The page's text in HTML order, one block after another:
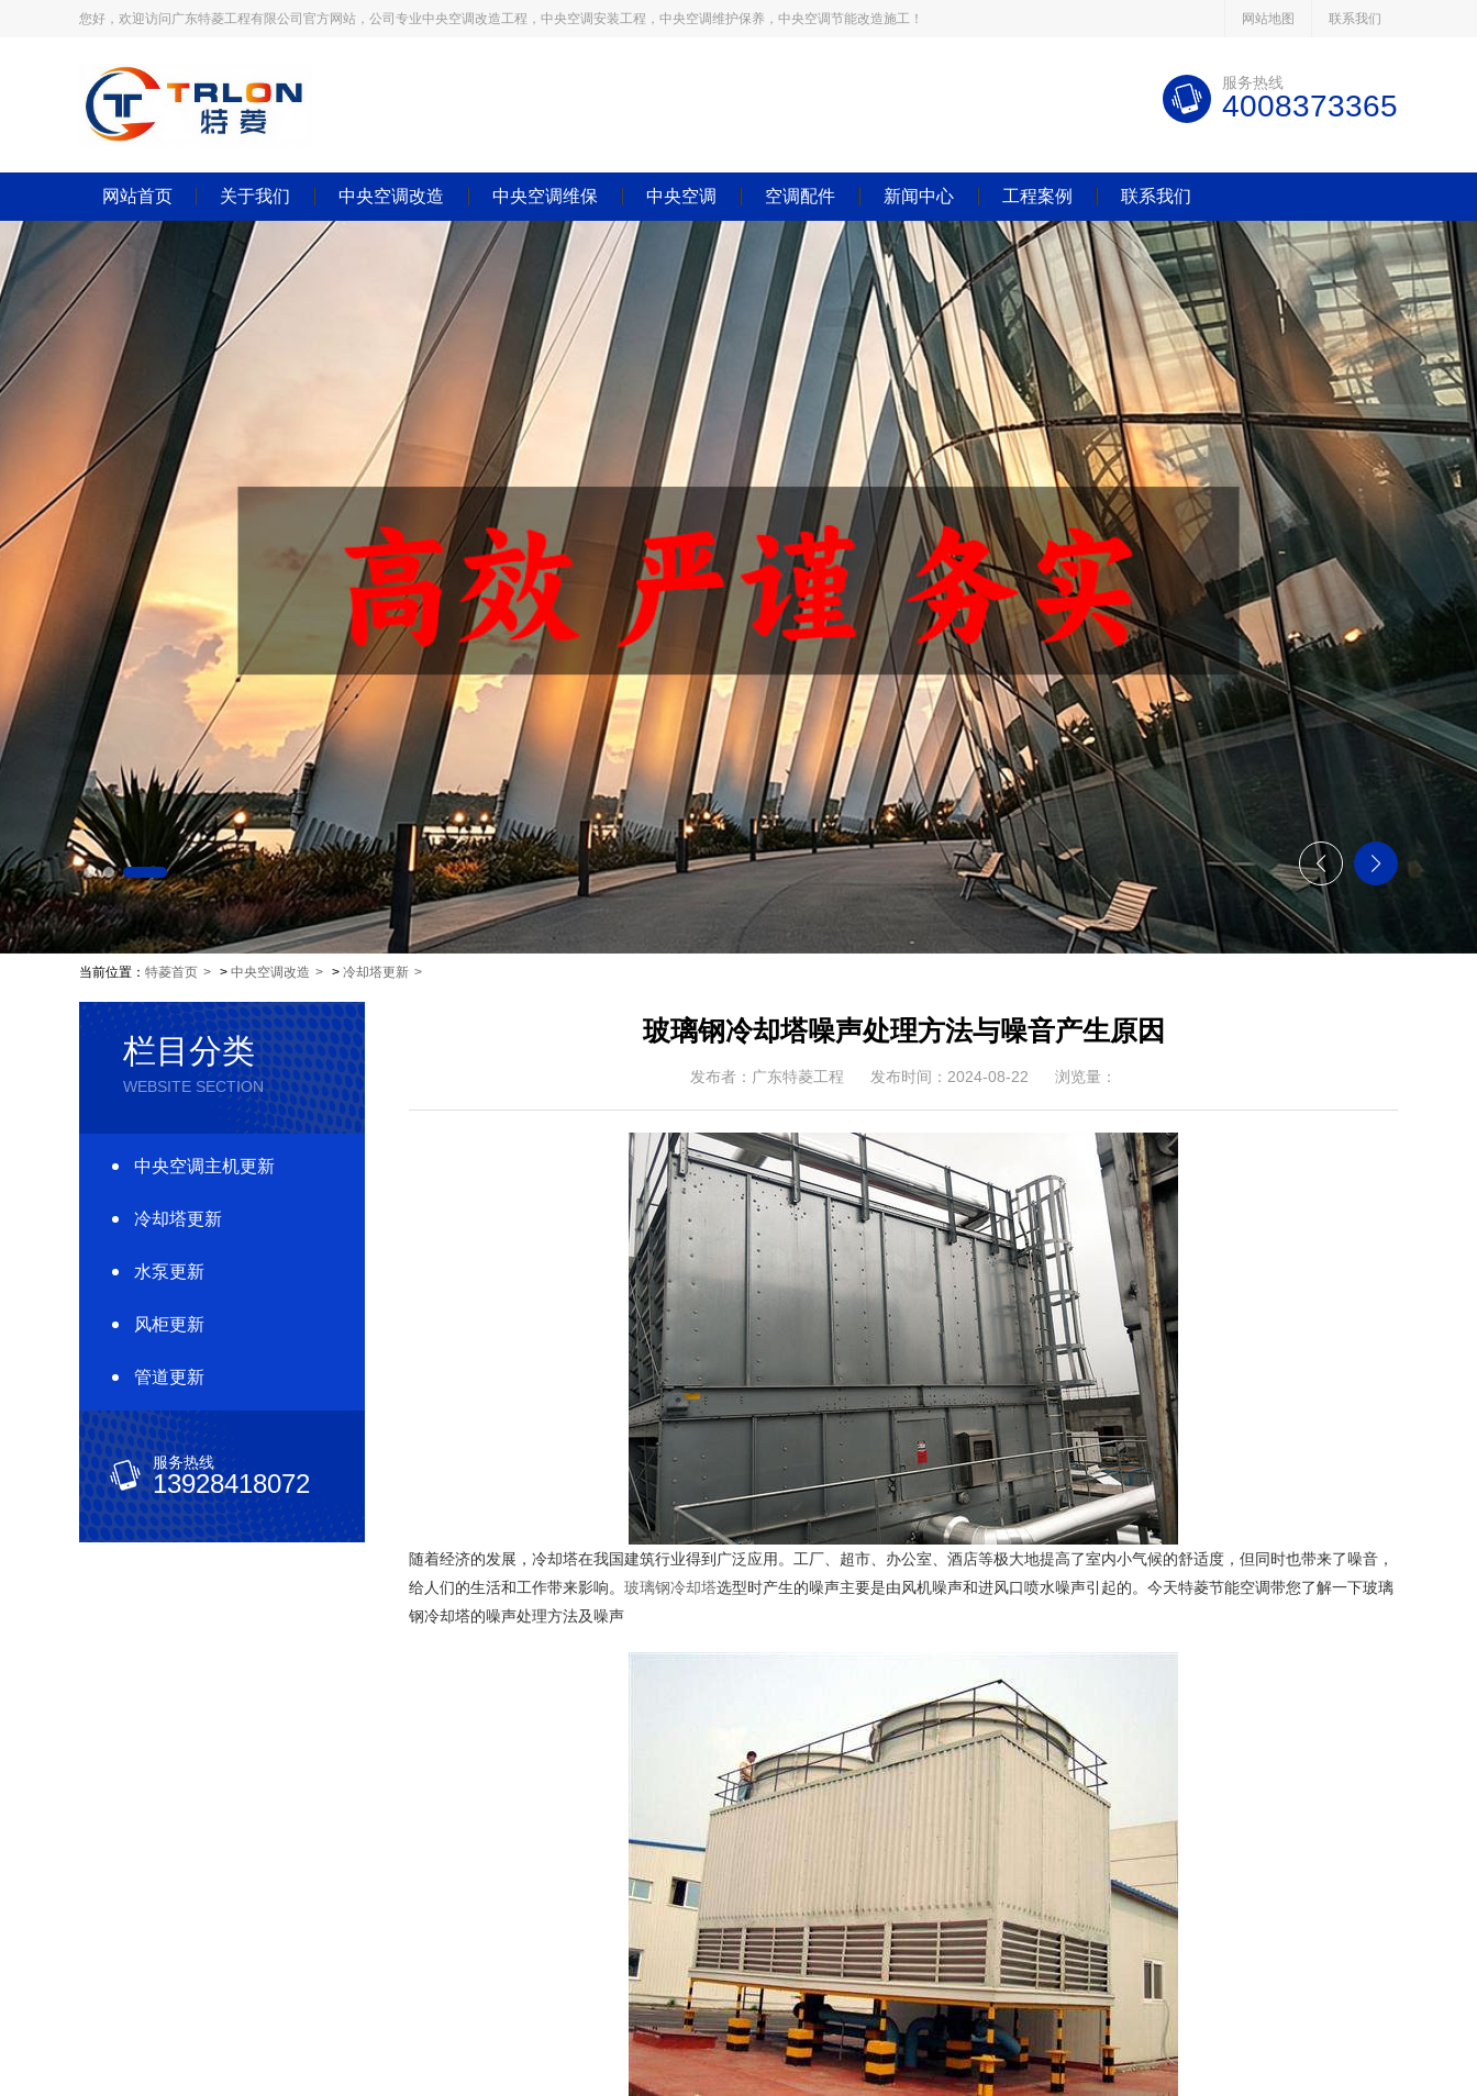
您好，欢迎访问广东特菱工程有限公司官方网站，公司专业中央空调改造工程，中央空调安装工程，中央空调维护保养，中央空调节能改造施工！ 网站地图 联系我们
服务热线
4008373365
网站首页 关于我们 中央空调改造 中央空调维保 中央空调 空调配件 新闻中心 工程案例 联系我们
当前位置： 特菱首页 > 中央空调改造 > 冷却塔更新
栏目分类
WEBSITE SECTION
中央空调主机更新
冷却塔更新
水泵更新
风柜更新
管道更新
服务热线
13928418072
玻璃钢冷却塔噪声处理方法与噪音产生原因
发布者：广东特菱工程 发布时间：2024-08-22 浏览量：
随着经济的发展，冷却塔在我国建筑行业得到广泛应用。工厂、超市、办公室、酒店等极大地提高了室内小气候的舒适度，但同时也带来了噪音，
给人们的生活和工作带来影响。 玻璃钢冷却塔选型时产生的噪声主要是由风机噪声和进风口喷水噪声引起的。今天特菱节能空调带您了解一下玻璃
钢冷却塔的噪声处理方法及噪声